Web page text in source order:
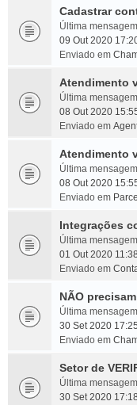
Cadastrar
Última
09 Out 2020
Enviado em
Atendimento
Última
08 Out 2020
Enviado em
Atendimento
Última
08 Out 2020
Enviado em
Integrações
Última
01 Out 2020 11:38
Enviado em
NÃO
Última
30 Set 2020 17:25
Enviado em
Setor de
Última
30 Set 2020 17:18